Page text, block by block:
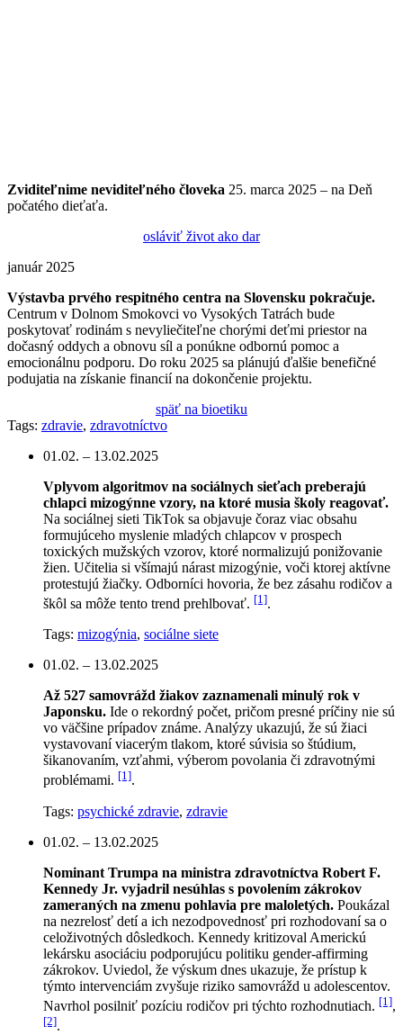
Zviditeľnime neviditeľného človeka 25. marca 2025 – na Deň
počatého dieťaťa.
osláviť život ako dar
január 2025
Výstavba prvého respitného centra na Slovensku pokračuje.
Centrum v Dolnom Smokovci vo Vysokých Tatrách bude
poskytovať rodinám s nevyliečiteľne chorými deťmi priestor na
dočasný oddych a obnovu síl a ponúkne odbornú pomoc a
emocionálnu podporu. Do roku 2025 sa plánujú ďalšie benefičné
podujatia na získanie financií na dokončenie projektu.
späť na bioetiku
Tags: zdravie, zdravotníctvo
01.02. – 13.02.2025
Vplyvom algoritmov na sociálnych sieťach preberajú
chlapci mizogýnne vzory, na ktoré musia školy reagovať.
Na sociálnej sieti TikTok sa objavuje čoraz viac obsahu
formujúceho myslenie mladých chlapcov v prospech
toxických mužských vzorov, ktoré normalizujú ponižovanie
žien. Učitelia si všímajú nárast mizogýnie, voči ktorej aktívne
protestujú žiačky. Odborníci hovoria, že bez zásahu rodičov a
škôl sa môže tento trend prehlbovať. [1].
Tags: mizogýnia, sociálne siete
01.02. – 13.02.2025
Až 527 samovrážd žiakov zaznamenali minulý rok v
Japonsku. Ide o rekordný počet, pričom presné príčiny nie sú
vo väčšine prípadov známe. Analýzy ukazujú, že sú žiaci
vystavovaní viacerým tlakom, ktoré súvisia so štúdium,
šikanovaním, vzťahmi, výberom povolania či zdravotnými
problémami. [1].
Tags: psychické zdravie, zdravie
01.02. – 13.02.2025
Nominant Trumpa na ministra zdravotníctva Robert F.
Kennedy Jr. vyjadril nesúhlas s povolením zákrokov
zameraných na zmenu pohlavia pre maloletých. Poukázal
na nezrelosť detí a ich nezodpovednosť pri rozhodovaní sa o
celoživotných dôsledkoch. Kennedy kritizoval Americkú
lekársku asociáciu podporujúcu politiku gender-affirming
zákrokov. Uviedol, že výskum dnes ukazuje, že prístup k
týmto intervenciám zvyšuje riziko samovrážd u adolescentov.
Navrhol posilniť pozíciu rodičov pri týchto rozhodnutiach. [1],
[2].